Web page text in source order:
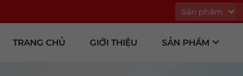
TRANG CHỦ GIỚI THIỆU SẢN PHẨM